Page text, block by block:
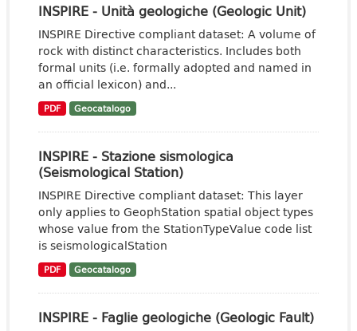
INSPIRE - Unità geologiche (Geologic Unit)
INSPIRE Directive compliant dataset: A volume of
rock with distinct characteristics. Includes both
formal units (i.e. formally adopted and named in
an official lexicon) and...
PDF Geocatalogo
INSPIRE - Stazione sismologica
(Seismological Station)
INSPIRE Directive compliant dataset: This layer
only applies to GeophStation spatial object types
whose value from the StationTypeValue code list
is seismologicalStation
PDF Geocatalogo
INSPIRE - Faglie geologiche (Geologic Fault)